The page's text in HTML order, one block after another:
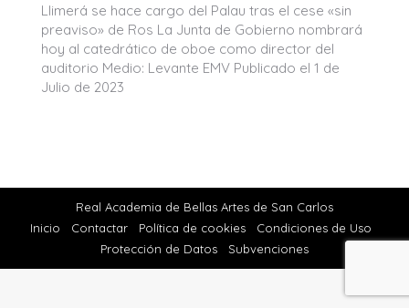
Llimerá se hace cargo del Palau tras el cese «sin
preaviso» de Ros La Junta de Gobierno nombrará
hoy al catedrático de oboe como director del
auditorio Medio: Levante EMV Publicado el 1 de
Julio de 2023
Real Academia de Bellas Artes de San Carlos
Inicio
Contactar Política de cookies
Condiciones de Uso
Protección de Datos
Subvenciones